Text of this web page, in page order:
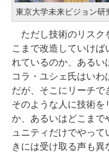
東京大学未来ビジョン研
ただし技術のリスク
こまで改造していけば
れているのか、あるい
コラ・ユシェ氏はい
だが、そこにリーチで
そのような人に技術を
か、あるいはどこまで
ュニティだけでやっ
きには受け取る声も